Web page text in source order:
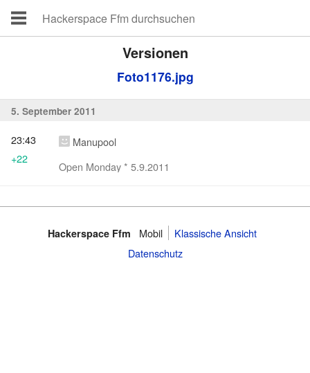
Versionen
Foto1176.jpg
5. September 2011
Manupool
Open Monday * 5.9.2011
23:43
+22
Hackerspace Ffm Mobil
Klassische Ansicht
Datenschutz